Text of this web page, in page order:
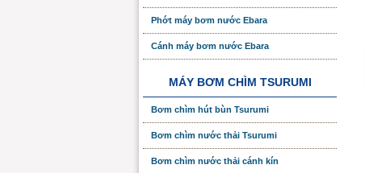
Phớt máy bơm nước Ebara
Cánh máy bơm nước Ebara
MÁY BƠM CHÌM TSURUMI
Bơm chìm hút bùn Tsurumi
Bơm chìm nước thải Tsurumi
Bơm chìm nước thải cánh kín